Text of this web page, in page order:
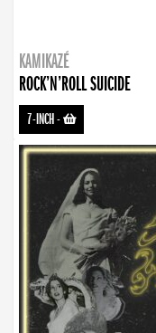
KAMIKAZÉ
ROCK’N’ROLL SUICIDE
7-INCH-